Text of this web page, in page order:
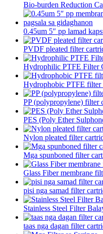
Bio-burden Reduction
0.45um 5″ pp lamad
PVDF pleated filter
Hydrophilic PTFE Filter
Hydrophobic PTFE filter
PP (polypropylene) filter
PES (Poly Ether
Nylon pleated filter
Mga spunboned filter
Glass Fiber membrane
pisi nga samad filter
Stainless Steel Filter
taas nga dagan filter